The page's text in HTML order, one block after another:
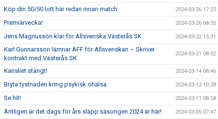
Köp din 50/50 lott här redan innan match 2024-03-26 17:23
Premiärvecka! 2024-03-26 08:35
Jens Magnusson klar för Allsvenska Västerås SK 2024-03-22 15:31
Karl Gunnarsson lämnar ÄFF för Allsvenskan – Skriver
kontrakt med Västerås SK
2024-03-21 08:02
Kansliet stängt! 2024-03-14 08:46
Bryta tystnaden kring psykisk ohälsa 2024-03-12 10:28
Se hit! 2024-03-11 08:58
Äntligen är det dags för års släpp säsongen 2024 är här! 2024-03-05 07:47